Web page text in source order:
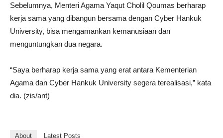
Sebelumnya, Menteri Agama Yaqut Cholil Qoumas berharap
kerja sama yang dibangun bersama dengan Cyber Hankuk
University, bisa mengamankan kemanusiaan dan
menguntungkan dua negara.
“Saya berharap kerja sama yang erat antara Kementerian
Agama dan Cyber Hankuk University segera terealisasi,” kata
dia. (zis/ant)
About Latest Posts